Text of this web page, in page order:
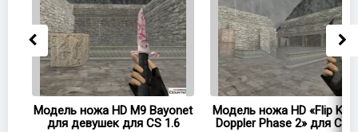
Модель ножа HD M9 Bayonet
для девушек для CS 1.6
Модель ножа HD «Flip
Doppler Phase 2» для CS